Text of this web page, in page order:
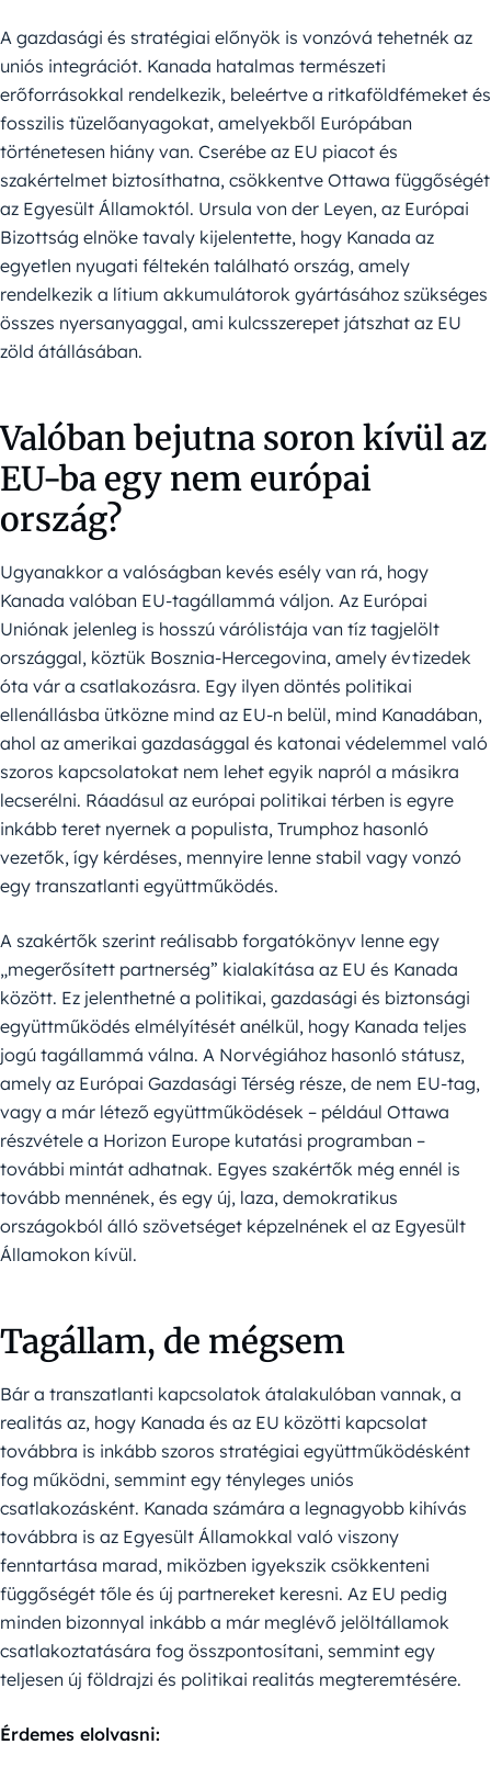
A gazdasági és stratégiai előnyök is vonzóvá tehetnék az
uniós integrációt. Kanada hatalmas természeti
erőforrásokkal rendelkezik, beleértve a ritkaföldfémeket és
fosszilis tüzelőanyagokat, amelyekből Európában
történetesen hiány van. Cserébe az EU piacot és
szakértelmet biztosíthatna, csökkentve Ottawa függőségét
az Egyesült Államoktól. Ursula von der Leyen, az Európai
Bizottság elnöke tavaly kijelentette, hogy Kanada az
egyetlen nyugati féltekén található ország, amely
rendelkezik a lítium akkumulátorok gyártásához szükséges
összes nyersanyaggal, ami kulcsszerepet játszhat az EU
zöld átállásában.
Valóban bejutna soron kívül az
EU-ba egy nem európai
ország?
Ugyanakkor a valóságban kevés esély van rá, hogy
Kanada valóban EU-tagállammá váljon. Az Európai
Uniónak jelenleg is hosszú várólistája van tíz tagjelölt
országgal, köztük Bosznia-Hercegovina, amely évtizedek
óta vár a csatlakozásra. Egy ilyen döntés politikai
ellenállásba ütközne mind az EU-n belül, mind Kanadában,
ahol az amerikai gazdasággal és katonai védelemmel való
szoros kapcsolatokat nem lehet egyik napról a másikra
lecserélni. Ráadásul az európai politikai térben is egyre
inkább teret nyernek a populista, Trumphoz hasonló
vezetők, így kérdéses, mennyire lenne stabil vagy vonzó
egy transzatlanti együttműködés.
A szakértők szerint reálisabb forgatókönyv lenne egy
„megerősített partnerség” kialakítása az EU és Kanada
között. Ez jelenthetné a politikai, gazdasági és biztonsági
együttműködés elmélyítését anélkül, hogy Kanada teljes
jogú tagállammá válna. A Norvégiához hasonló státusz,
amely az Európai Gazdasági Térség része, de nem EU-tag,
vagy a már létező együttműködések – például Ottawa
részvétele a Horizon Europe kutatási programban –
további mintát adhatnak. Egyes szakértők még ennél is
tovább mennének, és egy új, laza, demokratikus
országokból álló szövetséget képzelnének el az Egyesült
Államokon kívül.
Tagállam, de mégsem
Bár a transzatlanti kapcsolatok átalakulóban vannak, a
realitás az, hogy Kanada és az EU közötti kapcsolat
továbbra is inkább szoros stratégiai együttműködésként
fog működni, semmint egy tényleges uniós
csatlakozásként. Kanada számára a legnagyobb kihívás
továbbra is az Egyesült Államokkal való viszony
fenntartása marad, miközben igyekszik csökkenteni
függőségét tőle és új partnereket keresni. Az EU pedig
minden bizonnyal inkább a már meglévő jelöltállamok
csatlakoztatására fog összpontosítani, semmint egy
teljesen új földrajzi és politikai realitás megteremtésére.
Érdemes elolvasni: